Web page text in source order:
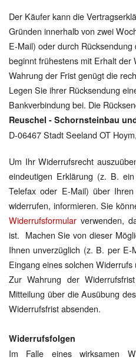
Der Käufer kann die
Gründen innerhalb von zwei
E-Mail) oder durch
beginnt frühestens mit Erhalt
Wahrung der Frist genügt die
Legen Sie ihrer Rücksendung
Bankverbindung bei. Die
Reuschel - Schornsteinbau
D-06467 Stadt Seeland OT
Um Ihr Widerrufsrecht
eindeutigen Erklärung (z. B.
Telefax oder E-Mail) über
widerrufen, informieren. Sie
Widerrufsformularverwenden,
ist. Machen Sie von dieser
Ihnen unverzüglich (z. B. per
Eingang eines solchen Widerrufs
Zur Wahrung der
Mitteilung über die Ausübung
Widerrufsfrist absenden.
Widerrufsfolgen
Im Falle eines wirksamen